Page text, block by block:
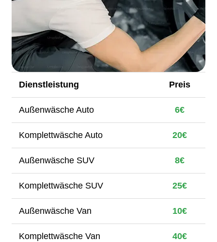
Dienstleistung Preis
Außenwäsche Auto 6€
Komplettwäsche Auto 20€
Außenwäsche SUV 8€
Komplettwäsche SUV 25€
Außenwäsche Van 10€
Komplettwäsche Van 40€